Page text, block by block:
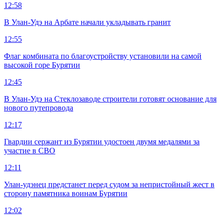
12:58
В Улан-Удэ на Арбате начали укладывать гранит
12:55
Флаг комбината по благоустройству установили на самой
высокой горе Бурятии
12:45
В Улан-Удэ на Стеклозаводе строители готовят основание для
нового путепровода
12:17
Гвардии сержант из Бурятии удостоен двумя медалями за
участие в СВО
12:11
Улан-удэнец предстанет перед судом за непристойный жест в
сторону памятника воинам Бурятии
12:02